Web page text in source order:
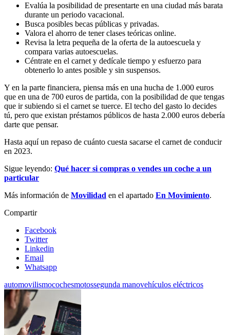
Evalúa la posibilidad de presentarte en una ciudad más barata
durante un periodo vacacional.
Busca posibles becas públicas y privadas.
Valora el ahorro de tener clases teóricas online.
Revisa la letra pequeña de la oferta de la autoescuela y
compara varias autoescuelas.
Céntrate en el carnet y dedícale tiempo y esfuerzo para
obtenerlo lo antes posible y sin suspensos.
Y en la parte financiera, piensa más en una hucha de 1.000 euros
que en una de 700 euros de partida, con la posibilidad de que tengas
que ir subiendo si el carnet se tuerce. El techo del gasto lo decides
tú, pero que existan préstamos públicos de hasta 2.000 euros debería
darte que pensar.
Hasta aquí un repaso de cuánto cuesta sacarse el carnet de conducir
en 2023.
Sigue leyendo: Qué hacer si compras o vendes un coche a un
particular
Más información de Movilidad en el apartado En Movimiento.
Compartir
Facebook
Twitter
Linkedin
Email
Whatsapp
automovilismocochesmotossegunda manovehículos eléctricos